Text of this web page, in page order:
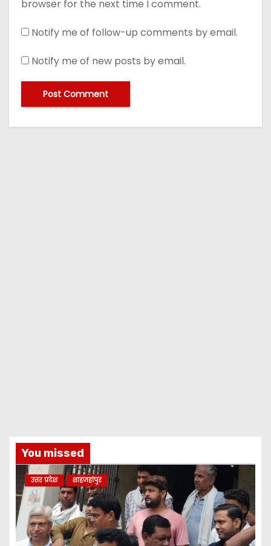
browser for the next time I comment.
Notify me of follow-up comments by email.
Notify me of new posts by email.
You missed
उत्तर प्रदेश शाहजहांपुर